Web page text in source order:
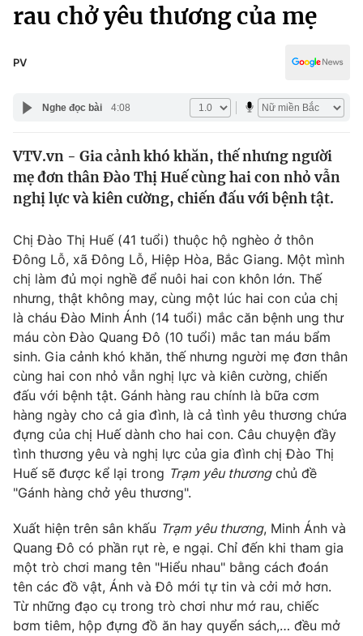
Chính trị
Pháp luật
Thế giới
Thế giới đó đây
Câu chuyện quốc tế
Kinh tế
Tài chính
Thị trường
Góc doanh nghiệp
Dữ liệu và đời sống
Truyền hình
Phim VTV
Hậu trường
Nhân vật
Khán giả
Giải sao mai
Giải trí
Điện ảnh
Âm nhạc
Sao
Đời sống
Du lịch
Làm đẹp
Chất lượng cuộc sống
Giáo dục
Học trực tuyến
Công nghệ
Hitech Công nghệ tương lai
Sản phẩm
Thị trường
Giao lưu trực tuyến
Lịch phát sóng
Truyền hình
Công nghệ
rau chở yêu thương của mẹ
PV
Nghe đọc bài 4:08
VTV.vn - Gia cảnh khó khăn, thế nhưng người
mẹ đơn thân Đào Thị Huế cùng hai con nhỏ vẫn
nghị lực và kiên cường, chiến đấu với bệnh tật.
Chị Đào Thị Huế (41 tuổi) thuộc hộ nghèo ở thôn
Đông Lỗ, xã Đông Lỗ, Hiệp Hòa, Bắc Giang. Một mình
chị làm đủ mọi nghề để nuôi hai con khôn lớn. Thế
nhưng, thật không may, cùng một lúc hai con của chị
là cháu Đào Minh Ánh (14 tuổi) mắc căn bệnh ung thư
máu còn Đào Quang Đô (10 tuổi) mắc tan máu bẩm
sinh. Gia cảnh khó khăn, thế nhưng người mẹ đơn thân
cùng hai con nhỏ vẫn nghị lực và kiên cường, chiến
đấu với bệnh tật. Gánh hàng rau chính là bữa cơm
hàng ngày cho cả gia đình, là cả tình yêu thương chứa
đựng của chị Huế dành cho hai con. Câu chuyện đầy
tình thương yêu và nghị lực của gia đình chị Đào Thị
Huế sẽ được kể lại trong Trạm yêu thươngchủ đề
"Gánh hàng chở yêu thương".
Xuất hiện trên sân khấu Trạm yêu thương, Minh Ánh và
Quang Đô có phần rụt rè, e ngại. Chỉ đến khi tham gia
một trò chơi mang tên "Hiểu nhau" bằng cách đoán
tên các đồ vật, Ánh và Đô mới tự tin và cởi mở hơn.
Từ những đạo cụ trong trò chơi như mớ rau, chiếc
bơm tiêm, hộp đựng đồ ăn hay quyển sách,… đều mở